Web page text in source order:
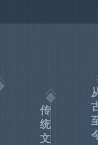
传
统
文